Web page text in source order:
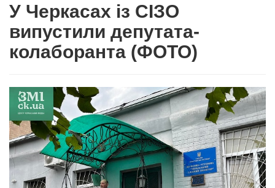
У Черкасах із СІЗО
випустили депутата-
колаборанта (ФОТО)